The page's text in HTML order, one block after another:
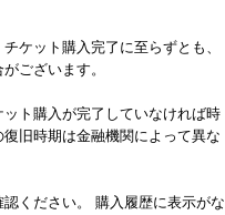
ケット購入完了に至らずとも、
ございます。
ト購入が完了していなければ時
旧時期は金融機関によって異な
ください。 購入履歴に表示がな